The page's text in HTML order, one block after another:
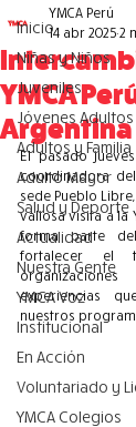
Inicio
Niñas y Niños
Juveniles
Jóvenes Adultos
Adultos y Familia
Adulto Mayor
Salud y Deporte
Actualidad
Nuestra Gente
YMCA Voz
Institucional
En Acción
Voluntariado y
YMCA Colegios
YMCA
Argentina
YMCA Perú
14 abr 2025 2
El pasado
coordinadora
sede Pueblo
valiosa visita a la
forma parte
fortalecer el
experiencias
nuestros